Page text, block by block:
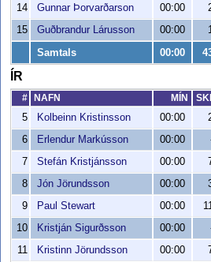
14
Gunnar Þorvarðarson 00:00
15
Guðbrandur Lárusson 00:00
Samtals 00:00
ÍR
# NAFN MÍN
5
Kolbeinn Kristinsson 00:00
6
Erlendur Markússon 00:00
7
Stefán Kristjánsson 00:00
8
Jón Jörundsson 00:00
9
Paul Stewart 00:00
10
Kristján Sigurðsson 00:00
11
Kristinn Jörundsson 00:00